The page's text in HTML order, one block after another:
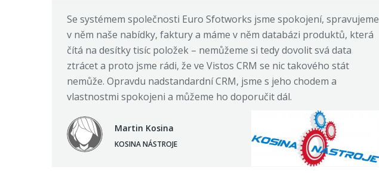
Se systémem společnosti Euro Sfotworks jsme spokojení, spravujeme
v něm naše nabídky, faktury a máme v něm databázi produktů, která
čítá na desítky tisíc položek – nemůžeme si tedy dovolit svá data
ztrácet a proto jsme rádi, že ve Vistos CRM se nic takového stát
nemůže. Opravdu nadstandardní CRM, jsme s jeho chodem a
vlastnostmi spokojeni a můžeme ho doporučit dál.
Martin Kosina
KOSINA NÁSTROJE